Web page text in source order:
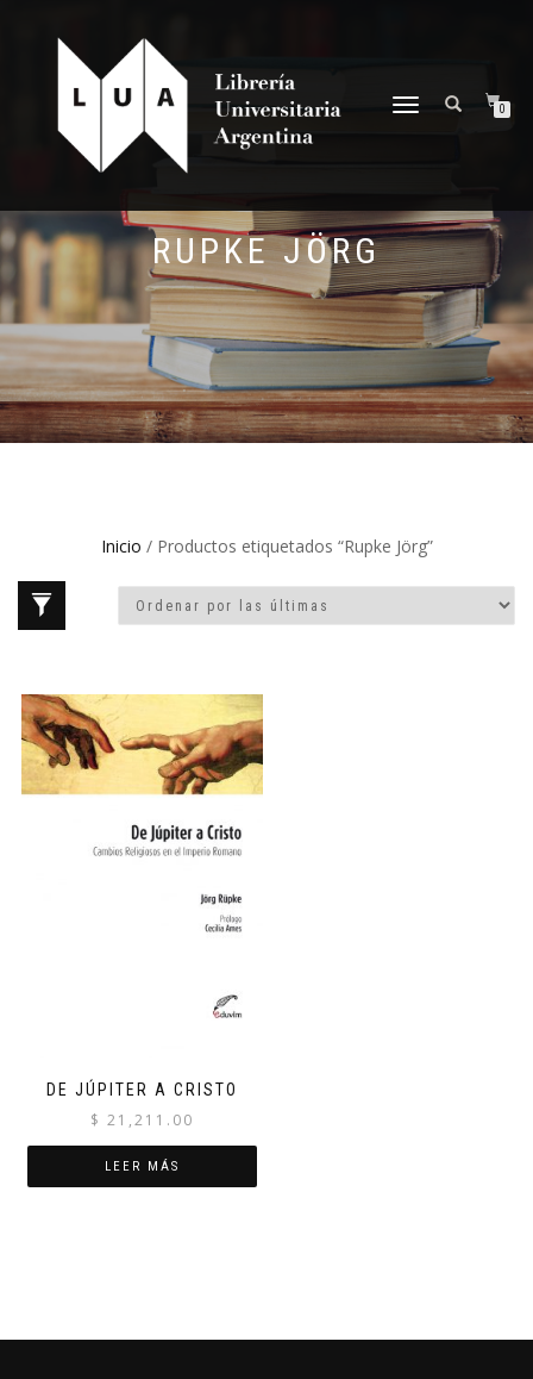
NAVEGACIÓN
0
RUPKE JÖRG
Inicio / Productos etiquetados “Rupke Jörg”
DE JÚPITER A CRISTO
$ 21,211.00
LEER MÁS